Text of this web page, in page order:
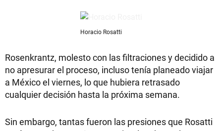
Horacio Rosatti
Rosenkrantz, molesto con las filtraciones y decidido a
no apresurar el proceso, incluso tenía planeado viajar
a México el viernes, lo que hubiera retrasado
cualquier decisión hasta la próxima semana.
Sin embargo, tantas fueron las presiones que Rosatti